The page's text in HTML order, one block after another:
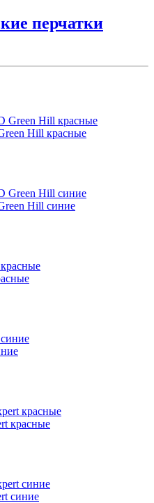
перчатки
Hill красные
Hill синие
красные
синие